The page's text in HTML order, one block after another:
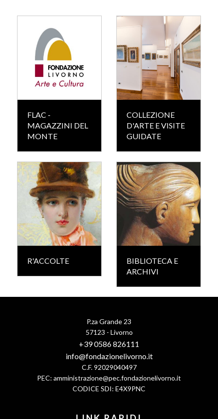
FLAC -
MAGAZZINI DEL
MONTE
COLLEZIONE
D'ARTE E VISITE
GUIDATE
R'ACCOLTE
BIBLIOTECA E
ARCHIVI
P.za Grande 23
57123 - Livorno
+39 0586 826111
info@fondazionelivorno.it
C.F. 92029040497
PEC: amministrazione@pec.fondazionelivorno.it
CODICE SDI: E4X9PNC